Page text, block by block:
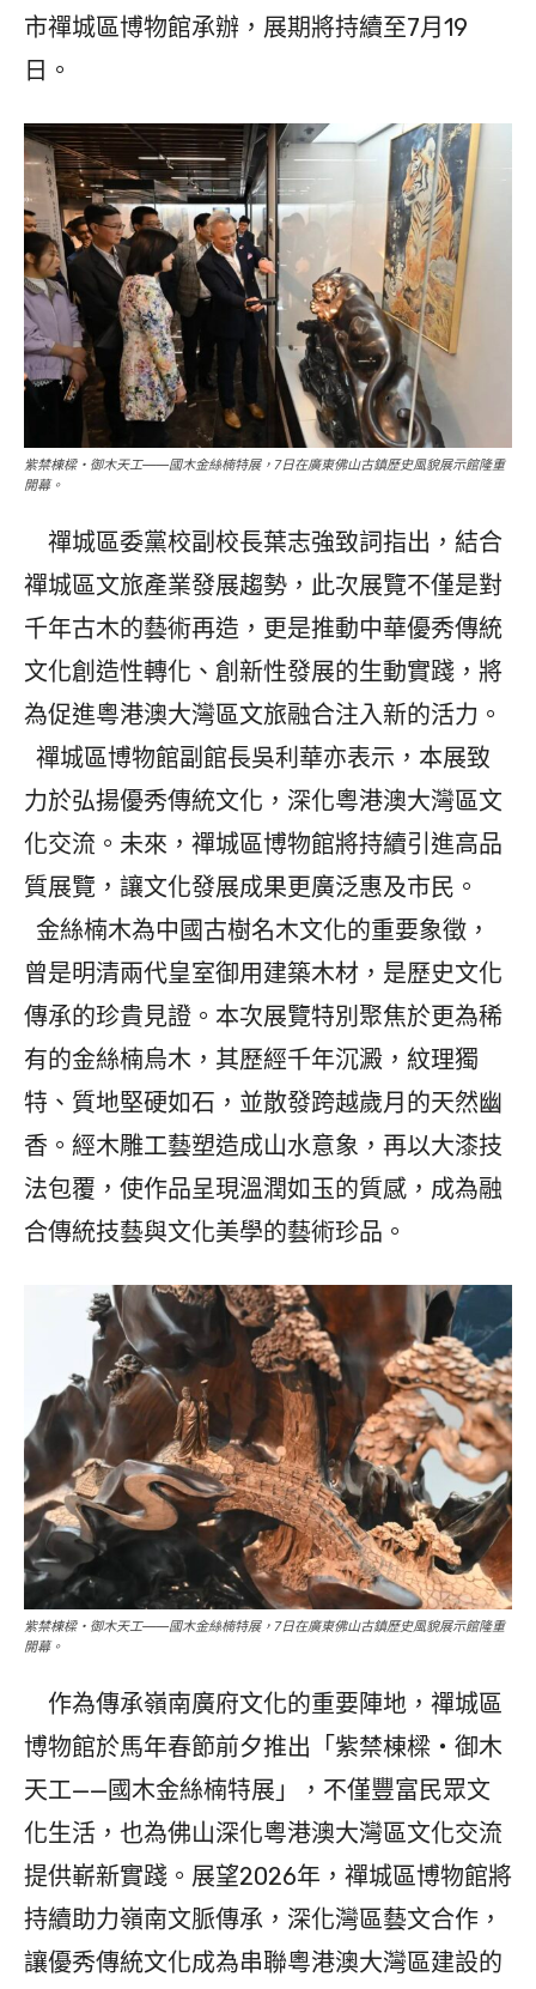
市禪城區博物館承辦，展期將持續至7月19
日。
紫禁棟樑・御木天工——國木金絲楠特展，7日在廣東佛山古鎮歷史風貌展示館隆重
開幕。
禪城區委黨校副校長葉志強致詞指出，結合
禪城區文旅產業發展趨勢，此次展覽不僅是對
千年古木的藝術再造，更是推動中華優秀傳統
文化創造性轉化、創新性發展的生動實踐，將
為促進粵港澳大灣區文旅融合注入新的活力。
禪城區博物館副館長吳利華亦表示，本展致
力於弘揚優秀傳統文化，深化粵港澳大灣區文
化交流。未來，禪城區博物館將持續引進高品
質展覽，讓文化發展成果更廣泛惠及市民。
金絲楠木為中國古樹名木文化的重要象徵，
曾是明清兩代皇室御用建築木材，是歷史文化
傳承的珍貴見證。本次展覽特別聚焦於更為稀
有的金絲楠烏木，其歷經千年沉澱，紋理獨
特、質地堅硬如石，並散發跨越歲月的天然幽
香。經木雕工藝塑造成山水意象，再以大漆技
法包覆，使作品呈現溫潤如玉的質感，成為融
合傳統技藝與文化美學的藝術珍品。
紫禁棟樑・御木天工——國木金絲楠特展，7日在廣東佛山古鎮歷史風貌展示館隆重
開幕。
作為傳承嶺南廣府文化的重要陣地，禪城區
博物館於馬年春節前夕推出「紫禁棟樑・御木
天工——國木金絲楠特展」，不僅豐富民眾文
化生活，也為佛山深化粵港澳大灣區文化交流
提供嶄新實踐。展望2026年，禪城區博物館將
持續助力嶺南文脈傳承，深化灣區藝文合作，
讓優秀傳統文化成為串聯粵港澳大灣區建設的